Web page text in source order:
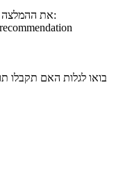
את ההמלצה
בואו לגלות האם תקבלו